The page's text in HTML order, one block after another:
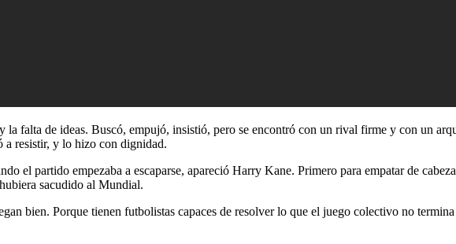
falta de ideas. Buscó, empujó, insistió, pero se encontró con un rival firme y con un
a resistir, y lo hizo con dignidad.
el partido empezaba a escaparse, apareció Harry Kane. Primero para empatar de
sacudido al Mundial.
bien. Porque tienen futbolistas capaces de resolver lo que el juego colectivo no